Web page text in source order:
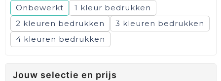
Onbewerkt
1
2
3
4
Jouw selectie en prijs